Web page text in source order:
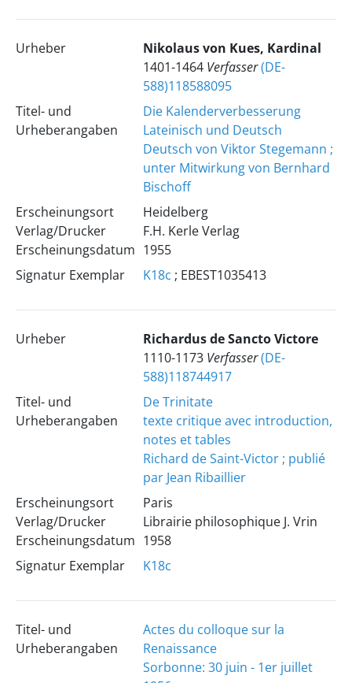
Urheber Nikolausvon Kues, Kardinal
1401-1464 Verfasser(DE-
588)118588095
Titel- und
Urheberangaben
Die Kalenderverbesserung
Lateinisch und Deutsch
Deutsch von Viktor Stegemann ;
unter Mitwirkung von Bernhard
Bischoff
Erscheinungsort
Verlag/Drucker
Erscheinungsdatum
Heidelberg
F.H. Kerle Verlag
1955
Signatur Exemplar
K18c ; EBEST1035413
Urheber Richardusde Sancto Victore
1110-1173 Verfasser(DE-
588)118744917
Titel- und
Urheberangaben
De Trinitate
texte critique avec introduction,
notes et tables
Richard de Saint-Victor ; publié
par Jean Ribaillier
Erscheinungsort
Verlag/Drucker
Erscheinungsdatum
Paris
Librairie philosophique J. Vrin
1958
Signatur Exemplar
K18c
Titel- und
Urheberangaben
Actes du colloque sur la
Renaissance
Sorbonne: 30 juin - 1er juillet